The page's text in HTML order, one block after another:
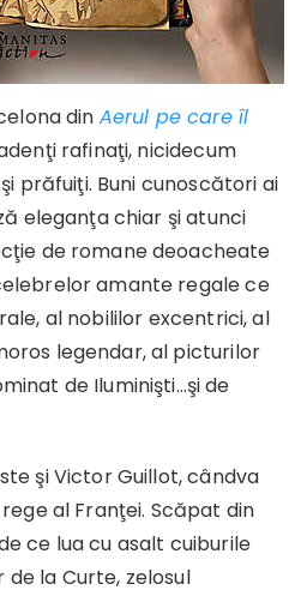
din Aerul pe care îl
rafinaţi, nicidecum
prăfuiţi. Buni cunoscători ai
eleganţa chiar şi atunci
de romane deoacheate
amante regale ce
al nobililor excentrici, al
legendar, al picturilor
de Iluminişti…şi de
şi Victor Guillot, cândva
al Franţei. Scăpat din
ce lua cu asalt cuiburile
la Curte, zelosul